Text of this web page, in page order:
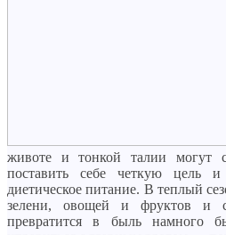
животе и тонкой талии могут
поставить себе четкую цель
диетическое питание. В теплый
зелени, овощей и фруктов и
превратится в быль намного